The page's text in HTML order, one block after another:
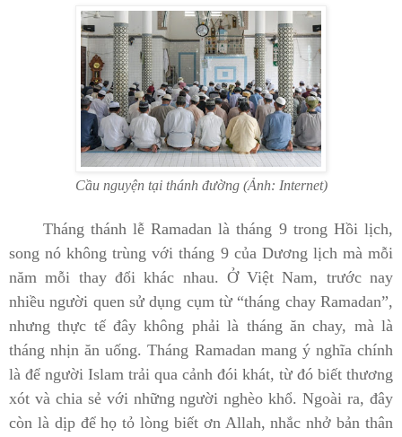
Cầu nguyện tại thánh đường (Ảnh: Internet)
Tháng thánh lễ Ramadan là tháng 9 trong Hồi lịch,
song nó không trùng với tháng 9 của Dương lịch mà mỗi
năm mỗi thay đổi khác nhau. Ở Việt Nam, trước nay
nhiều người quen sử dụng cụm từ “tháng chay Ramadan”,
nhưng thực tế đây không phải là tháng ăn chay, mà là
tháng nhịn ăn uống. Tháng Ramadan mang ý nghĩa chính
là để người Islam trải qua cảnh đói khát, từ đó biết thương
xót và chia sẻ với những người nghèo khổ. Ngoài ra, đây
còn là dịp để họ tỏ lòng biết ơn Allah, nhắc nhở bản thân